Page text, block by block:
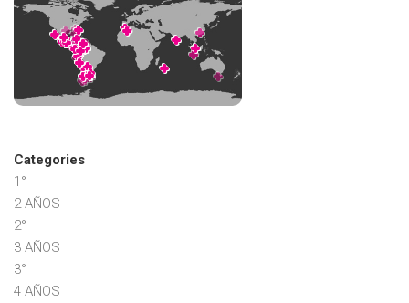
Categories
1°
2 AÑOS
2°
3 AÑOS
3°
4 AÑOS